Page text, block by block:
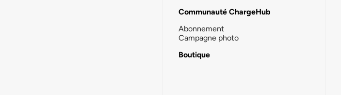
Communauté ChargeHub
Abonnement
Campagne photo
Boutique